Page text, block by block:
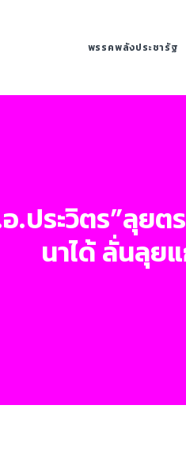
พรรคพลังประชารัฐ
.ประวิตร”ลุยต
นาได้ ลั่นลุย